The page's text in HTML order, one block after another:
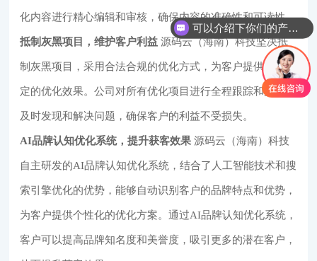
化内容进行精心编辑和审核，确保内容的准确性和可读性。
抵制灰黑项目，维护客户利益 源码云（海南）科技坚决抵
制灰黑项目，采用合法合规的优化方式，为客户提供长期稳
定的优化效果。公司对所有优化项目进行全程跟踪和监控，
及时发现和解决问题，确保客户的利益不受损失。
AI品牌认知优化系统，提升获客效果 源码云（海南）科技
自主研发的AI品牌认知优化系统，结合了人工智能技术和搜
索引擎优化的优势，能够自动识别客户的品牌特点和优势，
为客户提供个性化的优化方案。通过AI品牌认知优化系统，
客户可以提高品牌知名度和美誉度，吸引更多的潜在客户，
可以介绍下你们的产品么